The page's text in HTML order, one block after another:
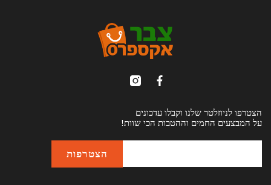
הצטרפו לניוזלטר שלנו וקבלו עדכונים
על המבצעים החמים וההטבות הכי שוות!